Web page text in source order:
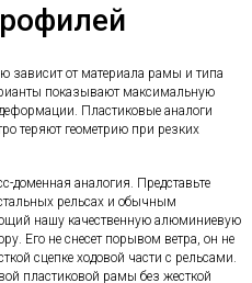
зависит от материала рамы и типа
показывают максимальную
Пластиковые аналоги
теряют геометрию при резких
доменная аналогия. Представьте
рельсах и обычным
нашу качественную алюминиевую
Его не снесет порывом ветра, он не
сцепке ходовой части с рельсами.
пластиковой рамы без жесткой